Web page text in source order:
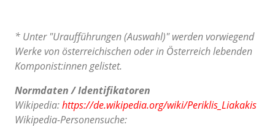
* Unter "Uraufführungen (Auswahl)" werden vorwiegend
Werke von österreichischen oder in Österreich lebenden
Komponist:innen gelistet.
Normdaten / Identifikatoren
Wikipedia:https://de.wikipedia.org/wiki/Periklis_Liakakis
Wikipedia-Personensuche: